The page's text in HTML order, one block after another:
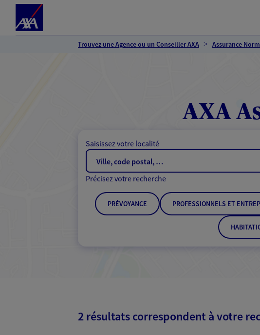
Trouvez une Agence ou un Conseiller AXA Assurance
AXA
Saisissez votre localité
Précisez votre recherche
PRÉVOYANCE PROFESSIONNELS ET
2 résultats correspondent à votre